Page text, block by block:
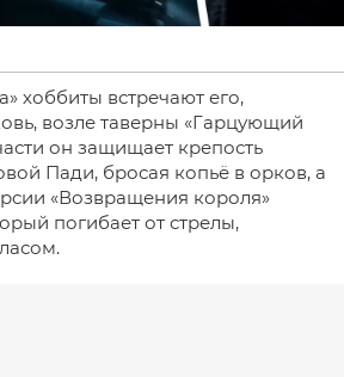
хоббиты встречают его,
возле таверны «Гарцующий
он защищает крепость
Пади, бросая копьё в орков, а
«Возвращения короля»
погибает от стрелы,